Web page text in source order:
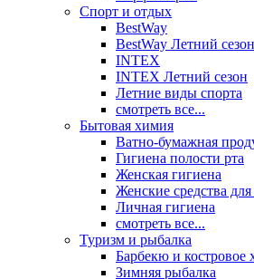
Спорт и отдых
BestWay
BestWay Летний сезон
INTEX
INTEX Летний сезон
Летние виды спорта
смотреть все...
Бытовая химия
Ватно-бумажная
Гигиена полости рта
Женская гигиена
Женские средства
Личная гигиена
смотреть все...
Туризм и рыбалка
Барбекю и костровое
Зимняя рыбалка